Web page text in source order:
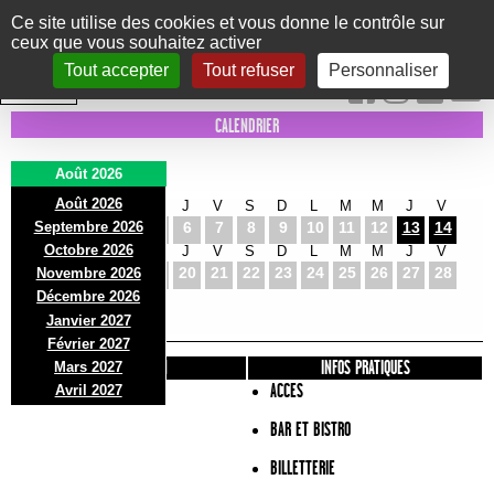
Panneau de gestion des cookies
Ce site utilise des cookies et vous donne le contrôle sur
ceux que vous souhaitez activer
Tout accepter
Tout refuser Personnaliser
Le Marni
CONCERTS DANSE/CIRQUE THÉÂTRE KIDS EXPOS EVENTS
INTRA MUROS
CALENDRIER
Août 2026
Août 2026
Septembre 2026
Octobre 2026
Novembre 2026
Décembre 2026
Janvier 2027
Février 2027
Mars 2027
Avril 2027
D
2
L
3
M
4
J
6
V
7
S
8
D
9 10
M
11
M
12
J
13
V
14
D
16
L
17
M
18
J
20
V
21
S
22
D
23 24
M
25
M
26
J
27
V
28
D
30
L
31
PRÉSENTATION
INFOS PRATIQUES
ACCES
BAR ET BISTRO
BILLETTERIE